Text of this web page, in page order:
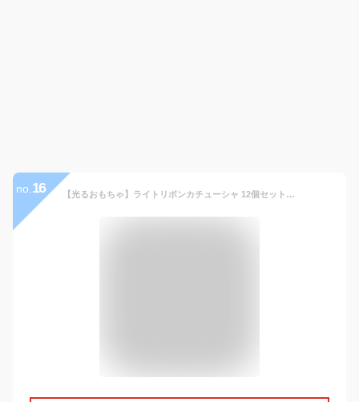
no. 16 【光るおもちゃ】ライトリボンカチューシャ 12個セット【光るおもちゃ 光るカチューシャ 光る カチューシャ 光り物玩具 女の子 縁日 お祭り 夏祭り 景品】